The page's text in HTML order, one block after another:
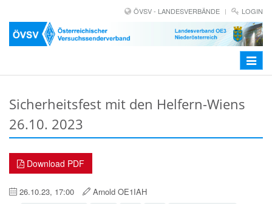
ÖVSV - LANDESVERBÄNDE LOGIN
Toggle
Sicherheitsfest mit den Helfern-Wiens
26.10. 2023
Download PDF
26.10.23, 17:00 Arnold OE1IAH